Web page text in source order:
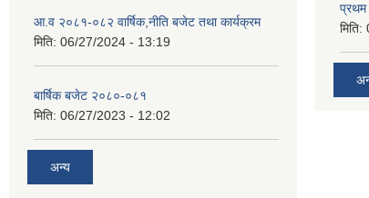
आ.व २०८१-०८२ वार्षिक,नीति बजेट तथा कार्यक्रम
मिति: 06/27/2024 - 13:19
बार्षिक बजेट २०८०-०८१
मिति: 06/27/2023 - 12:02
अन्य
प्रथम
मिति: